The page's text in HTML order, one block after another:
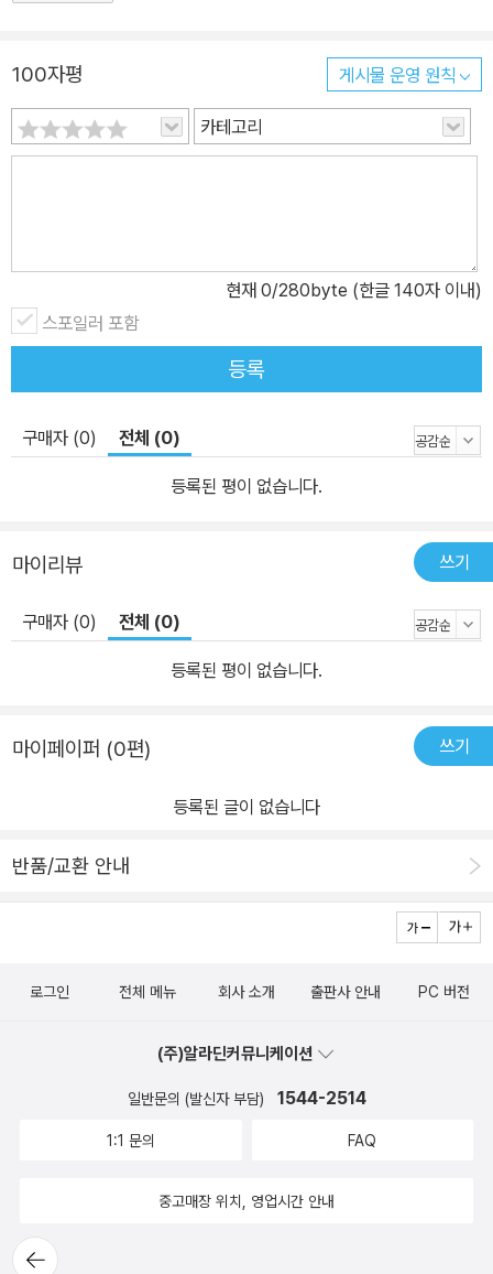
100자평 게시물 운영 원칙
카테고리
현재 0/280byte (한글 140자 이내)
스포일러 포함
등록
구매자 (0) 전체 (0)
등록된 평이 없습니다.
마이리뷰 쓰기
구매자 (0) 전체 (0)
등록된 평이 없습니다.
마이페이퍼 (0편) 쓰기
등록된 글이 없습니다
반품/교환 안내
뒤로가
기
로그인 전체 메뉴 회사 소개 출판사 안내 PC 버전
(주)알라딘커뮤니케이션
일반문의 (발신자 부담) 1544-2514
1:1 문의 FAQ
중고매장 위치, 영업시간 안내